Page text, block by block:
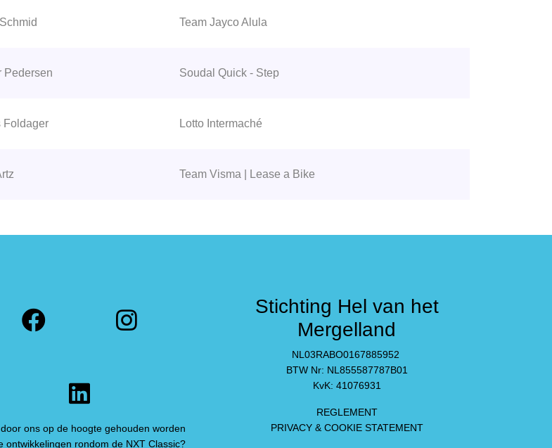
Team Jayco Alula
Pedersen Soudal Quick - Step
Foldager Lotto Intermaché
Team Visma | Lease a Bike
FacebookInstagram
LinkedIn
ons op de hoogte gehouden worden
ontwikkelingen rondom de NXT Classic?
Stichting Hel van het
Mergelland
NL03RABO0167885952
BTW Nr: NL855587787B01
KvK: 41076931
REGLEMENT
PRIVACY & COOKIE STATEMENT